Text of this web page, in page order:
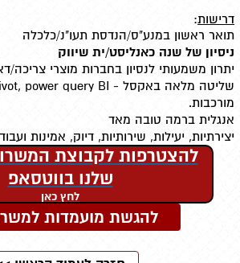
להגשת מועמדות
דרישות:
תואר ראשון במנע"ס/הנדסת תעו"נ/כלכלה
ניסיון של שנה כאנליסט/ית שיווק
יתרון משמעותי לנסיון בחברות מוצרי צריכה/
מורכבות.
אנגלית ברמה טובה מאד
יצירתיות, יעילות, שירותיות, דיוק, אמינות
להצטרפות לקבוצת
שלנו בווטסאפ
לחץ כאן